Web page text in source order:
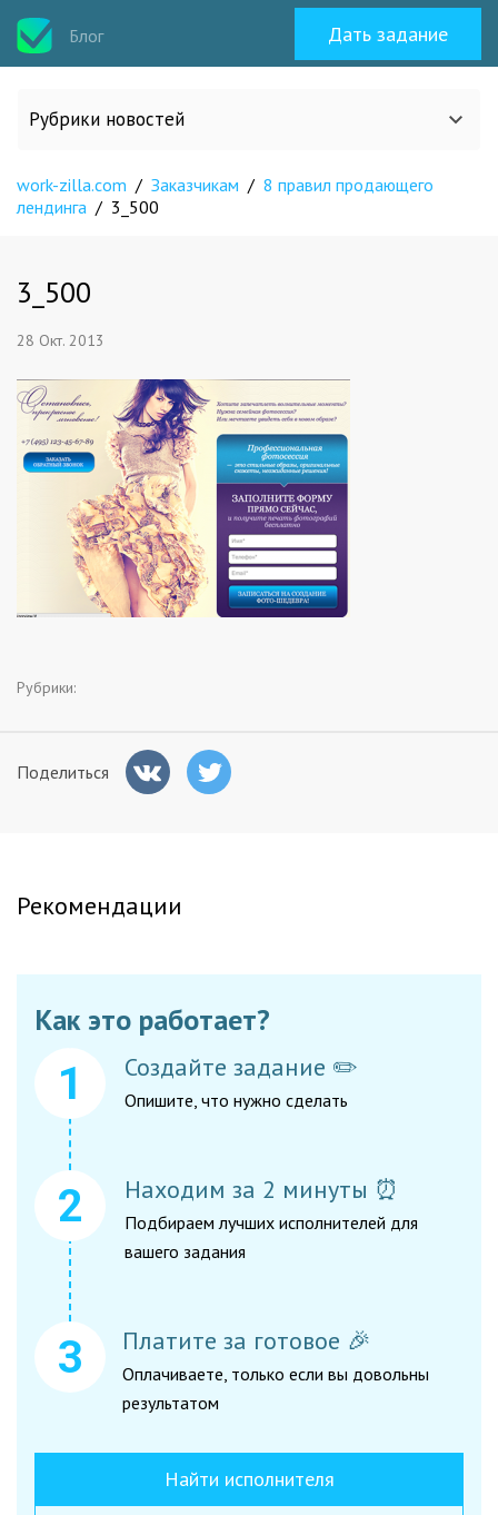
Блог Дать задание
Рубрики новостей
Все статьи
Новости сервиса
Исполнителям
Заказчикам
Полезное
work-zilla.com / Заказчикам / 8 правил продающего
лендинга / 3_500
3_500
28 Окт. 2013
Рубрики:
Поделиться
Рекомендации
Как это работает?
Создайте задание ✏️
Опишите, что нужно сделать
Находим за 2 минуты ⏰
Подбираем лучших исполнителей для
вашего задания
Платите за готовое 🎉
Оплачиваете, только если вы довольны
результатом
Найти исполнителя